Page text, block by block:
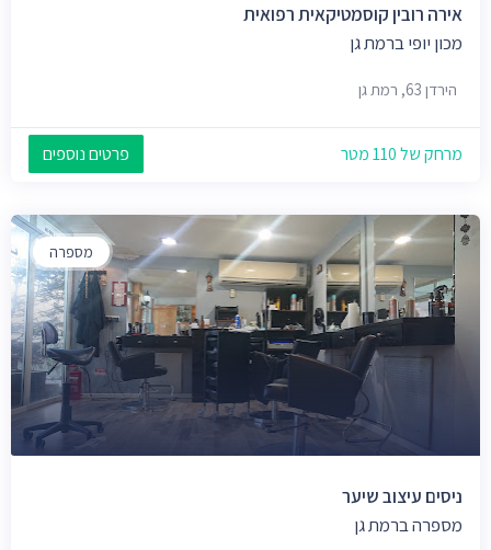
אירה רובין קוסמטיקאית רפואית‭
מכון יופי ברמת גן
הירדן 63, רמת גן
מרחק של 110 מטר פרטים נוספים
מספרה
ניסים עיצוב שיער
מספרה ברמת גן